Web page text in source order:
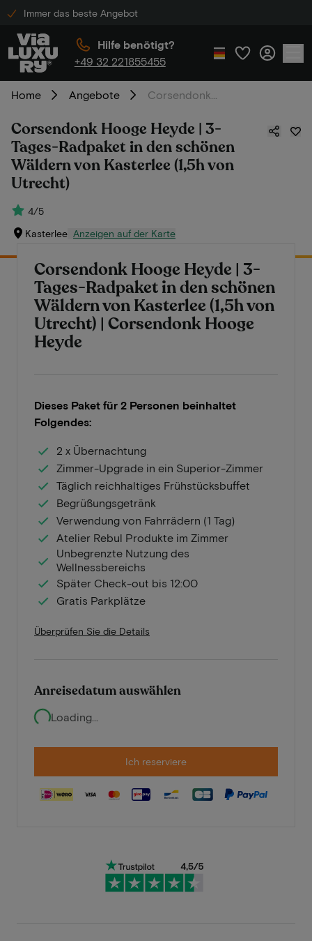
Immer das beste Angebot
Hilfe benötigt?
+49 32 221855455
Home Angebote
Corsendonk Hooge Heyde | 3-
Tages-Radpaket in den schönen
Wäldern von Kasterlee (1,5h von
Utrecht)
4/5
Kasterlee Anzeigen auf der Karte
Corsendonk Hooge Heyde | 3-
Tages-Radpaket in den schönen
Wäldern von Kasterlee (1,5h von
Utrecht) | Corsendonk Hooge
Heyde
Dieses Paket für 2 Personen beinhaltet
Folgendes:
2 x Übernachtung
Zimmer-Upgrade in ein Superior-Zimmer
Täglich reichhaltiges Frühstücksbuffet
Begrüßungsgetränk
Verwendung von Fahrrädern (1 Tag)
Atelier Rebul Produkte im Zimmer
Unbegrenzte Nutzung des
Wellnessbereichs
Später Check-out bis 12:00
Gratis Parkplätze
Überprüfen Sie die Details
Anreisedatum auswählen
Loading...
Ich reserviere